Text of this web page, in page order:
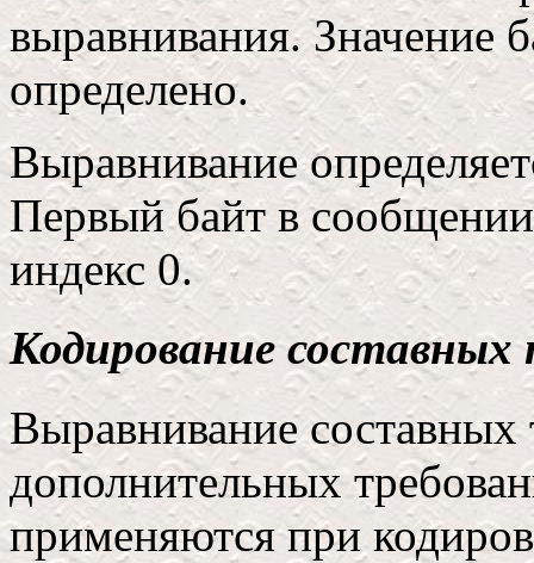
выравнивания. Значение
определено.
Выравнивание
Первый байт в
индекс 0.
Кодирование составных
Выравнивание составных
дополнительных
применяются при